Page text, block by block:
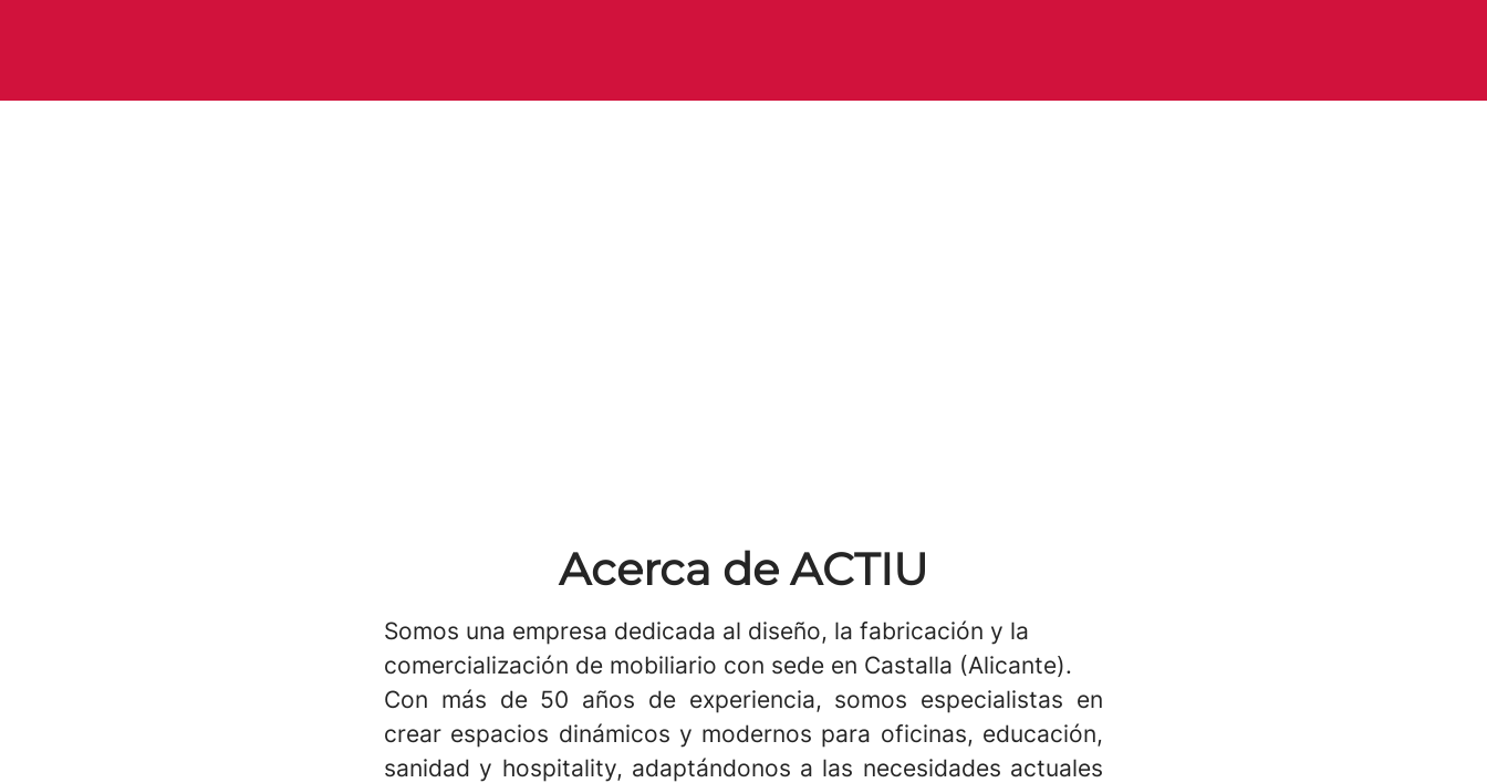
Acerca de ACTIU
Somos una empresa dedicada al diseño, la fabricación y la
comercialización de mobiliario con sede en Castalla (Alicante).
Con más de 50 años de experiencia, somos especialistas en
crear espacios dinámicos y modernos para oficinas, educación,
sanidad y hospitality, adaptándonos a las necesidades actuales